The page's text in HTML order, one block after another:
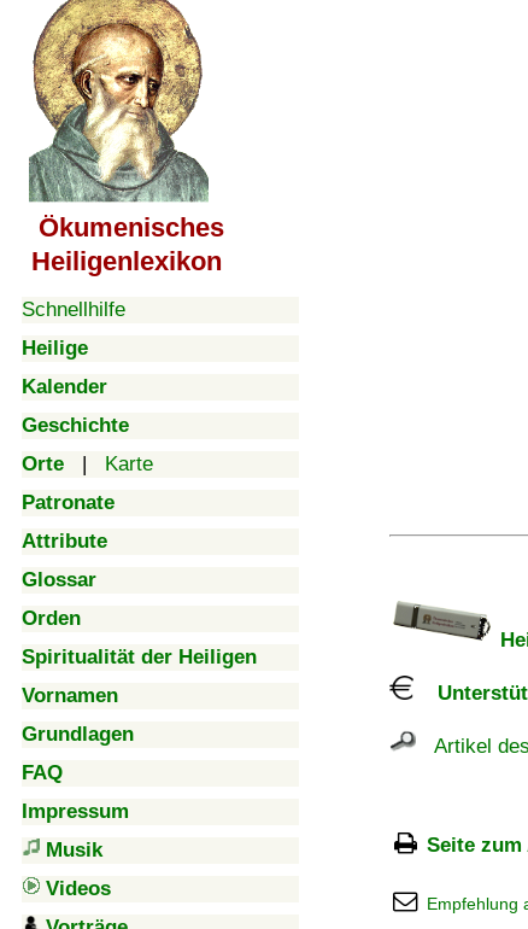
Ökumenisches
Heiligenlexikon
Schnellhilfe
Heilige
Kalender
Geschichte
Orte | Karte
Patronate
Attribute
Glossar
Orden
Spiritualität der Heiligen
Vornamen
Grundlagen
FAQ
Impressum
Musik
Videos
Artikel
Seite
Empfehlung